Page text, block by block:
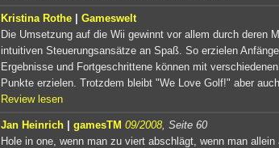
Kristina Rothe | Gameswelt
Die Umsetzung auf die Wii gewinnt vor allem durch deren
intuitiven Steuerungsansätze an Spaß. So erzielen
Ergebnisse und Fortgeschrittene können mit
Punkte erzielen. Trotzdem bleibt "We Love Golf!" aber
Review lesen
Jan Heinrich | gamesTM 09/2008 , Seite 60
Hole in one, wenn man zu viert abschlägt, wenn man